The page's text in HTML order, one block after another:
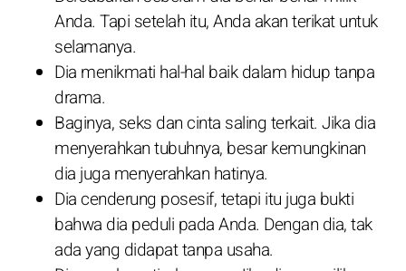
Anda. Tapi setelah itu, Anda akan terikat untuk
selamanya.
Dia menikmati hal-hal baik dalam hidup tanpa
drama.
Baginya, seks dan cinta saling terkait. Jika dia
menyerahkan tubuhnya, besar kemungkinan
dia juga menyerahkan hatinya.
Dia cenderung posesif, tetapi itu juga bukti
bahwa dia peduli pada Anda. Dengan dia, tak
ada yang didapat tanpa usaha.